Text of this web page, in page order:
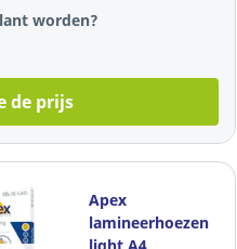
per 100
worden?
de prijs
Apex
lamineerhoezen